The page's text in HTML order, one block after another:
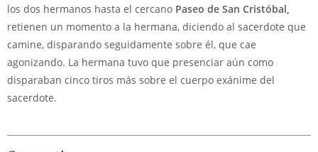
los dos hermanos hasta el cercano Paseo de San Cristóbal,
retienen un momento a la hermana, diciendo al sacerdote que
camine, disparando seguidamente sobre él, que cae
agonizando. La hermana tuvo que presenciar aún como
disparaban cinco tiros más sobre el cuerpo exánime del
sacerdote.